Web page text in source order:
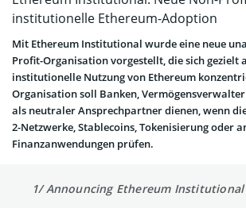
institutionelle Ethereum-Adoption
Mit Ethereum Institutional wurde eine neue
Profit-Organisation vorgestellt, die sich gezielt
institutionelle Nutzung von Ethereum
Organisation soll Banken,
als neutraler Ansprechpartner dienen, wenn
2-Netzwerke, Stablecoins, Tokenisierung oder
Finanzanwendungen prüfen.
1/ Announcing Ethereum Institutional